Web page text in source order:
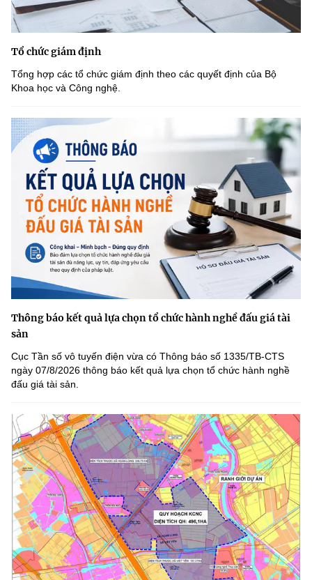
Tổ chức giám định
Tổng hợp các tổ chức giám định theo các quyết định của Bộ
Khoa học và Công nghệ.
Thông báo kết quả lựa chọn tổ chức hành nghề đấu giá tài
sản
Cục Tần số vô tuyến điện vừa có Thông báo số 1335/TB-CTS
ngày 07/8/2026 thông báo kết quả lựa chọn tổ chức hành nghề
đấu giá tài sản.